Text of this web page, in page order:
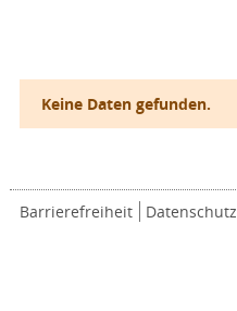
Keine Daten gefunden.
Barrierefreiheit Datenschutz